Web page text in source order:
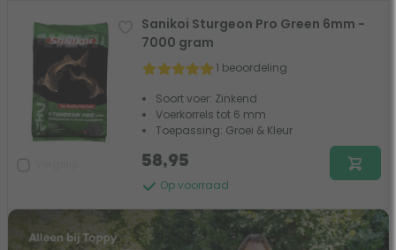
Sanikoi Sturgeon Pro Green 6mm -
7000 gram
1 beoordeling
Soort voer: Zinkend
Voerkorrels tot 6 mm
Toepassing: Groei & Kleur
Op voorraad
58,95